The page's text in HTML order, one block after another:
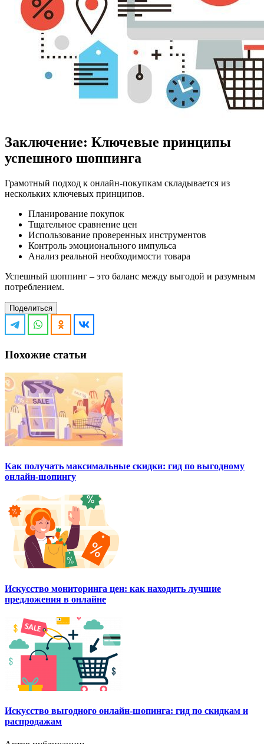
Заключение: Ключевые принципы
успешного шоппинга
Грамотный подход к онлайн-покупкам складывается из
нескольких ключевых принципов.
Планирование покупок
Тщательное сравнение цен
Использование проверенных инструментов
Контроль эмоционального импульса
Анализ реальной необходимости товара
Успешный шоппинг – это баланс между выгодой и разумным
потреблением.
Поделиться
Похожие статьи
Как получать максимальные скидки: гид по выгодному
онлайн-шопингу
Искусство мониторинга цен: как находить лучшие
предложения в онлайне
Искусство выгодного онлайн-шопинга: гид по скидкам и
распродажам